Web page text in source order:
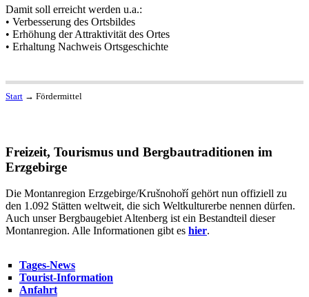
Damit soll erreicht werden u.a.:
• Verbesserung des Ortsbildes
• Erhöhung der Attraktivität des Ortes
• Erhaltung Nachweis Ortsgeschichte
Start → Fördermittel
Freizeit, Tourismus und Bergbautraditionen im
Erzgebirge
Die Montanregion Erzgebirge/Krušnohoří gehört nun offiziell zu
den 1.092 Stätten weltweit, die sich Weltkulturerbe nennen dürfen.
Auch unser Bergbaugebiet Altenberg ist ein Bestandteil dieser
Montanregion. Alle Informationen gibt es hier.
Tages-News
Tourist-Information
Anfahrt